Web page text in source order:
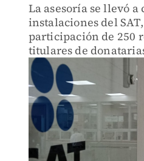
La asesoría se llevó a
instalaciones del
participación de 250
titulares de